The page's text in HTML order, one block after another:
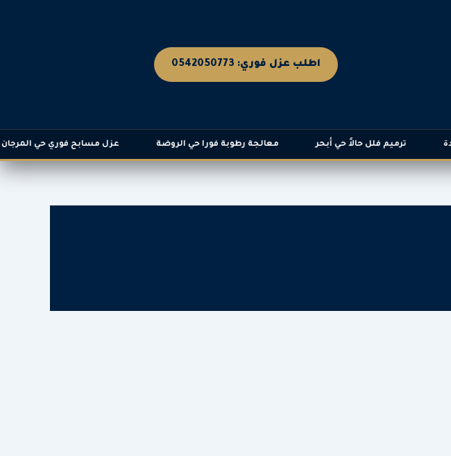
اطلب عزل فوري: 0542050773
ترميم فلل حالاً حي أبحر معالجة رطوبة فورا حي الروضة عزل مسابح فوري حي المرجان